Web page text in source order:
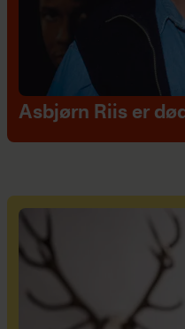
Asbjørn Riis er død